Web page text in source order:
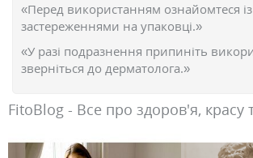
«Перед використанням ознайомтеся із
застереженнями на упаковці.»
«У разі подразнення припиніть
зверніться до дерматолога.»
FitoBlog - Все про здоров'я, красу